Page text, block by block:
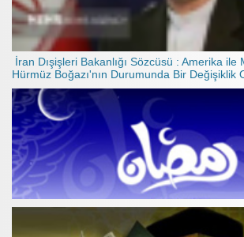
İran Dışişleri Bakanlığı Sözcüsü : Amerika
Hürmüz Boğazı'nın Durumunda Bir Değişiklik